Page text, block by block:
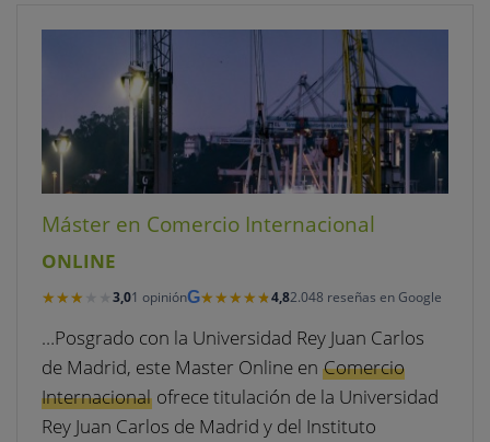
Máster en Comercio Internacional
ONLINE
★★★★★
★★★★★ 3,01 opiniónG★★★★★
★★★★★4,82.048 reseñas en Google
…Posgrado con la Universidad Rey Juan Carlos
de Madrid, este Master Online en Comercio
Internacionalofrece titulación de la Universidad
Rey Juan Carlos de Madrid y del Instituto